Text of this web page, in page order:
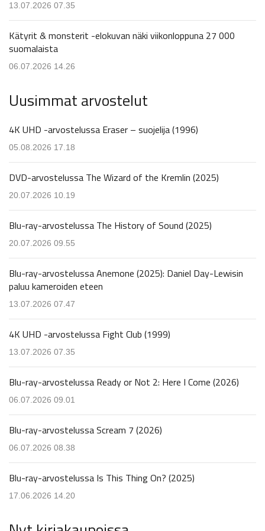
13.07.2026 07.35
Kätyrit & monsterit -elokuvan näki viikonloppuna 27 000
suomalaista
06.07.2026 14.26
Uusimmat arvostelut
4K UHD -arvostelussa Eraser – suojelija (1996)
05.08.2026 17.18
DVD-arvostelussa The Wizard of the Kremlin (2025)
20.07.2026 10.19
Blu-ray-arvostelussa The History of Sound (2025)
20.07.2026 09.55
Blu-ray-arvostelussa Anemone (2025): Daniel Day-Lewisin
paluu kameroiden eteen
13.07.2026 07.47
4K UHD -arvostelussa Fight Club (1999)
13.07.2026 07.35
Blu-ray-arvostelussa Ready or Not 2: Here I Come (2026)
06.07.2026 09.01
Blu-ray-arvostelussa Scream 7 (2026)
06.07.2026 08.38
Blu-ray-arvostelussa Is This Thing On? (2025)
17.06.2026 14.20